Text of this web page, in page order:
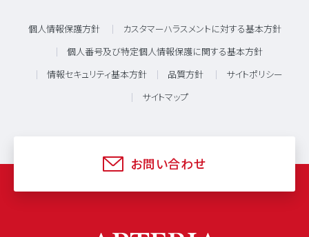
個人情報保護方針 カスタマーハラスメントに対する基本方針
個人番号及び特定個人情報保護に関する基本方針
情報セキュリティ基本方針 品質方針 サイトポリシー
サイトマップ
お問い合わせ